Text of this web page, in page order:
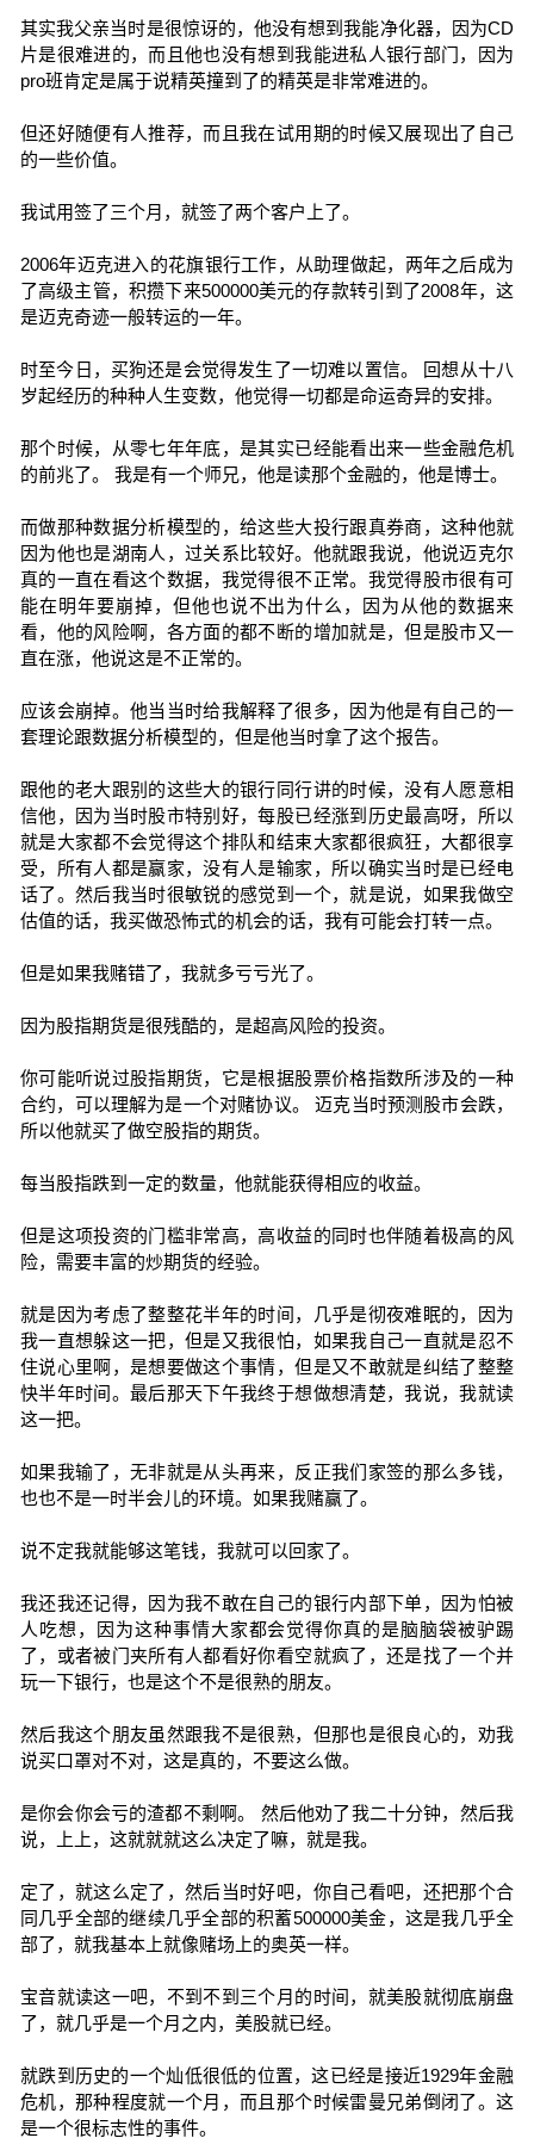
其实我父亲当时是很惊讶的，他没有想到我能净化器，因为CD
片是很难进的，而且他也没有想到我能进私人银行部门，因为
pro班肯定是属于说精英撞到了的精英是非常难进的。
但还好随便有人推荐，而且我在试用期的时候又展现出了自己
的一些价值。
我试用签了三个月，就签了两个客户上了。
2006年迈克进入的花旗银行工作，从助理做起，两年之后成为
了高级主管，积攒下来500000美元的存款转引到了2008年，这
是迈克奇迹一般转运的一年。
时至今日，买狗还是会觉得发生了一切难以置信。 回想从十八
岁起经历的种种人生变数，他觉得一切都是命运奇异的安排。
那个时候，从零七年年底，是其实已经能看出来一些金融危机
的前兆了。 我是有一个师兄，他是读那个金融的，他是博士。
而做那种数据分析模型的，给这些大投行跟真券商，这种他就
因为他也是湖南人，过关系比较好。他就跟我说，他说迈克尔
真的一直在看这个数据，我觉得很不正常。我觉得股市很有可
能在明年要崩掉，但他也说不出为什么，因为从他的数据来
看，他的风险啊，各方面的都不断的增加就是，但是股市又一
直在涨，他说这是不正常的。
应该会崩掉。他当当时给我解释了很多，因为他是有自己的一
套理论跟数据分析模型的，但是他当时拿了这个报告。
跟他的老大跟别的这些大的银行同行讲的时候，没有人愿意相
信他，因为当时股市特别好，每股已经涨到历史最高呀，所以
就是大家都不会觉得这个排队和结束大家都很疯狂，大都很享
受，所有人都是赢家，没有人是输家，所以确实当时是已经电
话了。然后我当时很敏锐的感觉到一个，就是说，如果我做空
估值的话，我买做恐怖式的机会的话，我有可能会打转一点。
但是如果我赌错了，我就多亏亏光了。
因为股指期货是很残酷的，是超高风险的投资。
你可能听说过股指期货，它是根据股票价格指数所涉及的一种
合约，可以理解为是一个对赌协议。 迈克当时预测股市会跌，
所以他就买了做空股指的期货。
每当股指跌到一定的数量，他就能获得相应的收益。
但是这项投资的门槛非常高，高收益的同时也伴随着极高的风
险，需要丰富的炒期货的经验。
就是因为考虑了整整花半年的时间，几乎是彻夜难眠的，因为
我一直想躲这一把，但是又我很怕，如果我自己一直就是忍不
住说心里啊，是想要做这个事情，但是又不敢就是纠结了整整
快半年时间。最后那天下午我终于想做想清楚，我说，我就读
这一把。
如果我输了，无非就是从头再来，反正我们家签的那么多钱，
也也不是一时半会儿的环境。如果我赌赢了。
说不定我就能够这笔钱，我就可以回家了。
我还我还记得，因为我不敢在自己的银行内部下单，因为怕被
人吃想，因为这种事情大家都会觉得你真的是脑脑袋被驴踢
了，或者被门夹所有人都看好你看空就疯了，还是找了一个并
玩一下银行，也是这个不是很熟的朋友。
然后我这个朋友虽然跟我不是很熟，但那也是很良心的，劝我
说买口罩对不对，这是真的，不要这么做。
是你会你会亏的渣都不剩啊。 然后他劝了我二十分钟，然后我
说，上上，这就就就这么决定了嘛，就是我。
定了，就这么定了，然后当时好吧，你自己看吧，还把那个合
同几乎全部的继续几乎全部的积蓄500000美金，这是我几乎全
部了，就我基本上就像赌场上的奥英一样。
宝音就读这一吧，不到不到三个月的时间，就美股就彻底崩盘
了，就几乎是一个月之内，美股就已经。
就跌到历史的一个灿低很低的位置，这已经是接近1929年金融
危机，那种程度就一个月，而且那个时候雷曼兄弟倒闭了。这
是一个很标志性的事件。